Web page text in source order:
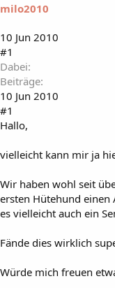
a
t
e
milo2010
10 Jun 2010
#1
Dabei
Beiträge
10 Jun 2010
#1
Hallo,
vielleicht kann mir ja
Wir haben wohl seit
ersten Hütehund einen
es vielleicht auch ein
Fände dies wirklich
Würde mich freuen